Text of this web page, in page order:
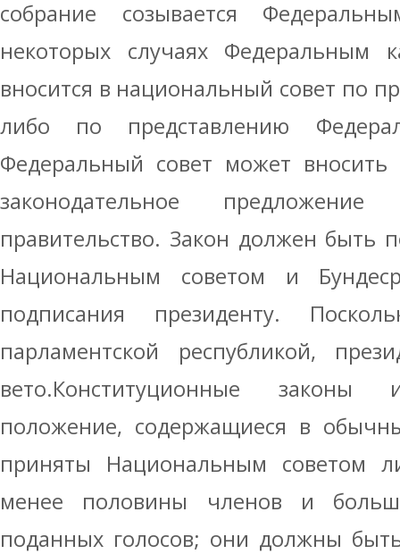
собрание созывается
некоторых случаях Федеральным
вносится в национальный совет по
либо по представлению
Федеральный совет может
законодательное
правительство. Закон должен быть
Национальным советом и
подписания президенту.
парламентской республикой,
вето.Конституционные законы
положение, содержащиеся в
приняты Национальным советом
менее половины членов и
поданных голосов; они должны